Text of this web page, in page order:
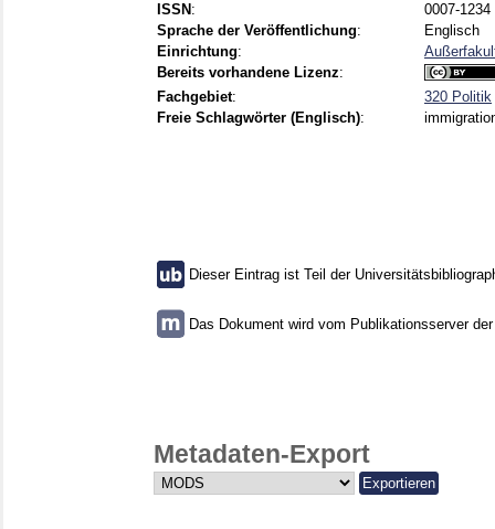
ISSN :
0007-1234
Sprache der Veröffentlichung:
Englisch
Einrichtung:
Bereits vorhandene Lizenz:
Fachgebiet:
320 Politik
Freie Schlagwörter (Englisch):
Dieser Eintrag ist Teil der
Das Dokument wird vom Publikationsserver
Metadaten-Export